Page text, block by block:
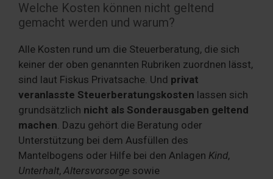
Welche Kosten können nicht geltend
gemacht werden und warum?
Alle Kosten rund um die Steuerberatung, die sich
keiner der oben genannten Rubriken zuordnen lässt,
sind laut Fiskus Privatsache. Und privat
veranlasste Steuerberatungskosten lassen sich
grundsätzlich nicht als Sonderausgaben geltend
machen. Dazu gehört die Beratung oder
Unterstützung bei dem Ausfüllen des
Mantelbogens oder Hilfe bei den Anlagen Kind,
Unterhalt, Altersvorsorge sowie